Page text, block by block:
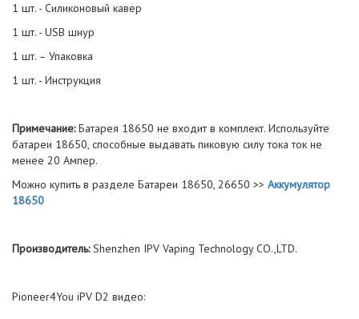
1 шт. - Силиконовый кавер
1 шт. - USB шнур
1 шт. – Упаковка
1 шт. - Инструкция
Примечание:Батарея 18650 не входит в комплект. Используйте
батареи 18650, способные выдавать пиковую силу тока ток не
менее 20 Ампер.
Можно купить в разделе Батареи 18650, 26650 >> Аккумулятор
18650
Производитель:Shenzhen IPV Vaping Technology CO.,LTD.
Pioneer4You iPV D2 видео: